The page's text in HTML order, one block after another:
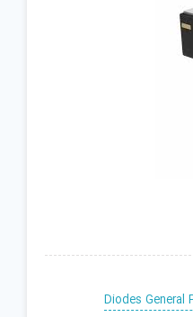
Diodes General